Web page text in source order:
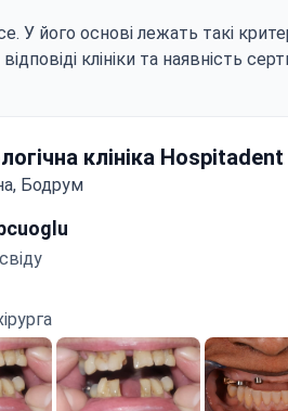
його основі лежать такі
клініки та наявність
клініка
Бодрум